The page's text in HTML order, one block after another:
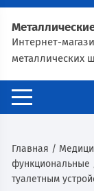
Интернет-
металлических
Главная /
функциональные
туалетным